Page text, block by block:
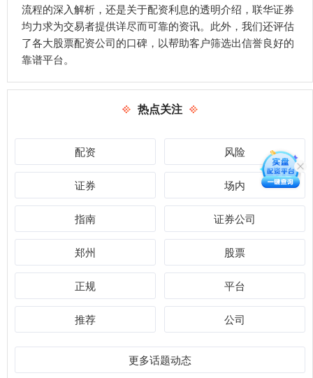
流程的深入解析，还是关于配资利息的透明介绍，联华证券
均力求为交易者提供详尽而可靠的资讯。此外，我们还评估
了各大股票配资公司的口碑，以帮助客户筛选出信誉良好的
靠谱平台。
热点关注
配资 风险
证券 场内
指南 证券公司
郑州 股票
正规 平台
推荐 公司
更多话题动态